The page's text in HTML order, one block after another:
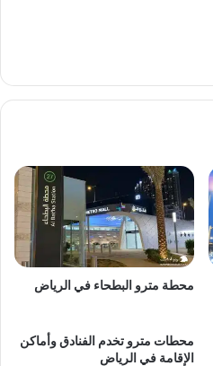
محطة مترو البطحاء في الرياض
محطات مترو تخدم الفنادق وأماكن
الإقامة في الرياض